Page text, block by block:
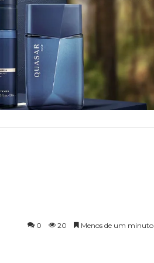
0 20 Menos de um minuto